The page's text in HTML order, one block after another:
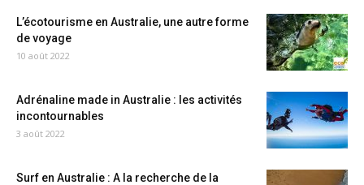
L’écotourisme en Australie, une autre forme
de voyage
10 août 2022
Adrénaline made in Australie : les activités
incontournables
3 août 2022
Surf en Australie : A la recherche de la